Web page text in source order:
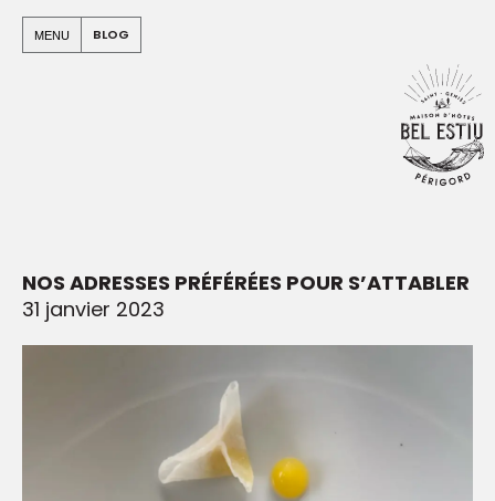
Warning: Undefined array key "apo" in
/home/clients/
on line94
MENU BLOG
NOS ADRESSES PRÉFÉRÉES POUR S’ATTABLER
31 janvier 2023